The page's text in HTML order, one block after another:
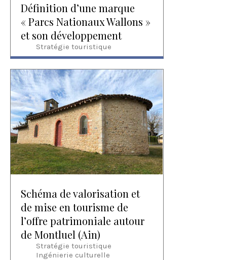
Définition d’une marque
« Parcs Nationaux Wallons »
et son développement
Stratégie touristique
Schéma de valorisation et
de mise en tourisme de
l’offre patrimoniale autour
de Montluel (Ain)
Stratégie touristique
Ingénierie culturelle